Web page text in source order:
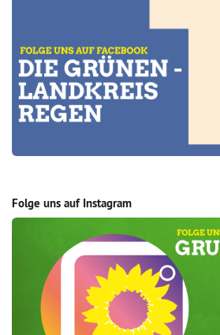
Folge uns auf Instagram